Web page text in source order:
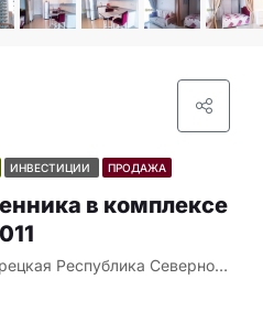
ИНВЕСТИЦИИ ПРОДАЖА
в комплексе
Северного Кипра, 99850, Кипр